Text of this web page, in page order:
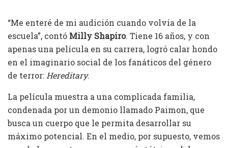
“Me enteré de mi audición cuando volvía de la
escuela”, contó Milly Shapiro. Tiene 16 años, y con
apenas una película en su carrera, logró calar hondo
en el imaginario social de los fanáticos del género
de terror: Hereditary.
La película muestra a una complicada familia,
condenada por un demonio llamado Paimon, que
busca un cuerpo que le permita desarrollar su
máximo potencial. En el medio, por supuesto, vemos